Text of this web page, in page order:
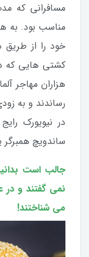
مسافرانی که
خود را از طریق
کشتی هایی که
هزاران مهاجر
رساندند و به
در نیویورک
ساندویچ همبرگر
جالب است
نمی گفتند و
می شناختند!